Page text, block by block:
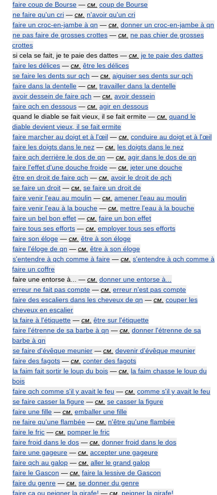
faire coup de Bourse — см. coup de Bourse
ne faire qu'un cri — см. n'avoir qu'un cri
faire un croc-en-jambe à qn — см. donner un croc-en-jambe à qn
ne pas faire de grosses crottes — см. ne pas chier de grosses
crottes
si cela se fait, je te paie des dattes — см. je te paie des dattes
faire les délices — см. être les délices
se faire les dents sur qch — см. aiguiser ses dents sur qch
faire dans la dentelle — см. travailler dans la dentelle
avoir dessein de faire qch — см. avoir dessein
faire qch en dessous — см. agir en dessous
quand le diable se fait vieux, il se fait ermite — см. quand le
diable devient vieux, il se fait ermite
faire marcher au doigt et à l'œil — см. conduire au doigt et à l'œil
faire les doigts dans le nez — см. les doigts dans le nez
faire qch derrière le dos de qn — см. agir dans le dos de qn
faire l'effet d'une douche froide — см. jeter une douche
être en droit de faire qch — см. avoir le droit de qch
se faire un droit — см. se faire un droit de
faire venir l'eau au moulin — см. amener l'eau au moulin
faire venir l'eau à la bouche — см. mettre l'eau à la bouche
faire un bel bon effet — см. faire un bon effet
faire tous ses efforts — см. employer tous ses efforts
faire son éloge — см. être à son éloge
faire l'éloge de qn — см. être à son éloge
s'entendre à qch comme à faire — см. s'entendre à qch comme à
faire un coffre
faire une entorse à... — см. donner une entorse à...
erreur ne fait pas compte — см. erreur n'est pas compte
faire des escaliers dans les cheveux de qn — см. couper les
cheveux en escalier
la faire à l'étiquette — см. être sur l'étiquette
faire l'étrenne de sa barbe à qn — см. donner l'étrenne de sa
barbe à qn
se faire d'évêque meunier — см. devenir d'évêque meunier
faire des fagots — см. conter des fagots
la faim fait sortir le loup du bois — см. la faim chasse le loup du
bois
faire qch comme s'il y avait le feu — см. comme s'il y avait le feu
se faire casser la figure — см. se casser la figure
faire une fille — см. emballer une fille
ne faire qu'une flambée — см. n'être qu'une flambée
faire le fric — см. pomper le fric
faire froid dans le dos — см. donner froid dans le dos
faire une gageure — см. accepter une gageure
faire qch au galop — см. aller le grand galop
faire le Gascon — см. faire la lessive de Gascon
faire du genre — см. se donner du genre
faire ça ou peigner la girafe! — см. peigner la girafe!